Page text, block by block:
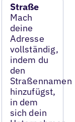
Straße
Mach
deine
Adresse
vollständig,
indem du
den
Straßennamen
hinzufügst,
in dem
sich dein